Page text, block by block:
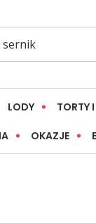
LODY TORTY
OKAZJE